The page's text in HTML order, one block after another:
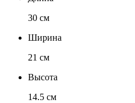
30 см
Ширина
21 см
Высота
14.5 см